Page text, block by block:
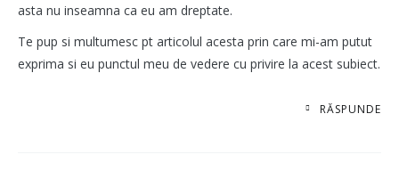
asta nu inseamna ca eu am dreptate.
Te pup si multumesc pt articolul acesta prin care mi-am putut
exprima si eu punctul meu de vedere cu privire la acest subiect.
RĂSPUNDE